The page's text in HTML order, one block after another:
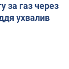
за газ через
ухвалив